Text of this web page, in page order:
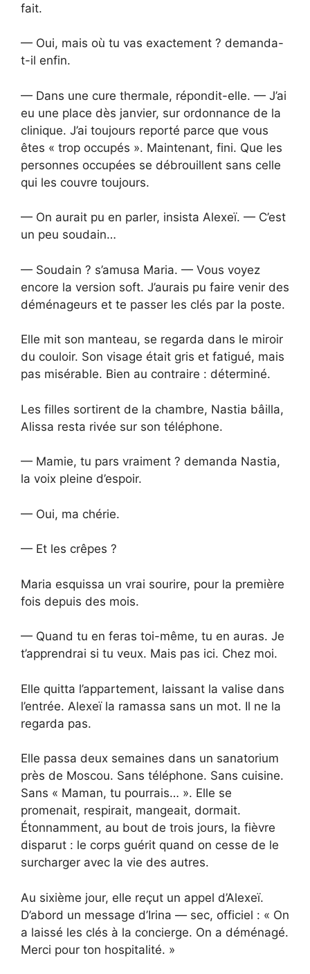
fait.
— Oui, mais où tu vas exactement ? demanda-
t-il enfin.
— Dans une cure thermale, répondit-elle. — J’ai
eu une place dès janvier, sur ordonnance de la
clinique. J’ai toujours reporté parce que vous
êtes « trop occupés ». Maintenant, fini. Que les
personnes occupées se débrouillent sans celle
qui les couvre toujours.
— On aurait pu en parler, insista Alexeï. — C’est
un peu soudain…
— Soudain ? s’amusa Maria. — Vous voyez
encore la version soft. J’aurais pu faire venir des
déménageurs et te passer les clés par la poste.
Elle mit son manteau, se regarda dans le miroir
du couloir. Son visage était gris et fatigué, mais
pas misérable. Bien au contraire : déterminé.
Les filles sortirent de la chambre, Nastia bâilla,
Alissa resta rivée sur son téléphone.
— Mamie, tu pars vraiment ? demanda Nastia,
la voix pleine d’espoir.
— Oui, ma chérie.
— Et les crêpes ?
Maria esquissa un vrai sourire, pour la première
fois depuis des mois.
— Quand tu en feras toi-même, tu en auras. Je
t’apprendrai si tu veux. Mais pas ici. Chez moi.
Elle quitta l’appartement, laissant la valise dans
l’entrée. Alexeï la ramassa sans un mot. Il ne la
regarda pas.
Elle passa deux semaines dans un sanatorium
près de Moscou. Sans téléphone. Sans cuisine.
Sans « Maman, tu pourrais… ». Elle se
promenait, respirait, mangeait, dormait.
Étonnamment, au bout de trois jours, la fièvre
disparut : le corps guérit quand on cesse de le
surcharger avec la vie des autres.
Au sixième jour, elle reçut un appel d’Alexeï.
D’abord un message d’Irina — sec, officiel : « On
a laissé les clés à la concierge. On a déménagé.
Merci pour ton hospitalité. »